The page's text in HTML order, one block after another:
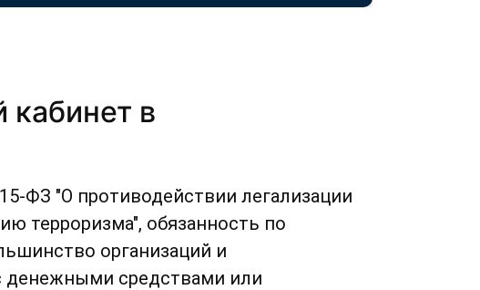
кабинет в
ФЗ "О противодействии легализации
терроризма", обязанность по
организаций и
денежными средствами или